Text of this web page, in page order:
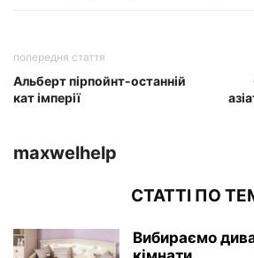
попередня стаття
Альберт пірпойнт-останній
кат імперії
maxwelhelp
СТАТТІ ПО
Вибираємо